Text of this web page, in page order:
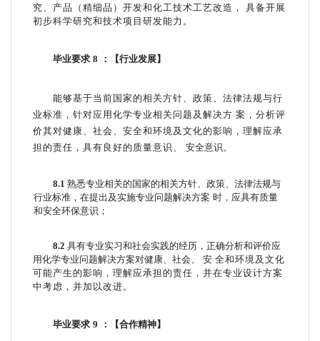
究、产品（精细品）开发和化工技术工艺改造，
具备开展
初步科学研究和技术项目研发能力。
毕业要求 8 ：【行业发展】
能够基于当前国家的相关方针、政策、法律法规与行
业标准，针对应用化学专业相关问题及解决方 案，分析评
价其对健康、社会、安全和环境及文化的影响，理解应承
担的责任，具有良好的质量意识、
安全意识。
8.1 熟悉专业相关的国家的相关方针、政策、法律法规与
行业标准，在提出及实施专业问题解决方案 时，应具有质量
和安全环保意识；
8.2 具有专业实习和社会实践的经历，正确分析和评价应
用化学专业问题解决方案对健康、社会、
安 全和环境及文化
可能产生的影响，理解应承担的责任，并在专业设计方案
中考虑，并加以改进。
毕业要求 9 ：【合作精神】